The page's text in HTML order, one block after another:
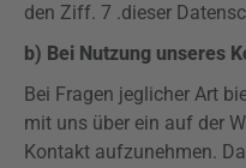
den Ziff. 7 .dieser
b) Bei Nutzung unseres
Bei Fragen jeglicher Art
mit uns über ein auf der
Kontakt aufzunehmen.